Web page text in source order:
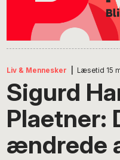
Liv & Mennesker Læsetid 15
Sigurd
Plaetner:
ændrede